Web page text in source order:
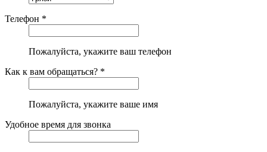
Телефон *
Пожалуйста, укажите ваш телефон
Как к вам обращаться? *
Пожалуйста, укажите ваше имя
Удобное время для звонка